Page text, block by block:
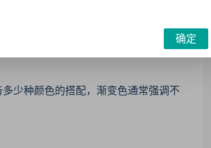
少种颜色的搭配，渐变色通常强调不
确定